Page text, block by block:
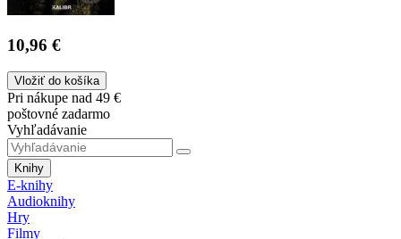
10,96 €
Vložiť do košíka
Pri nákupe nad 49 €
poštovné zadarmo
Vyhľadávanie
Knihy
E-knihy
Audioknihy
Hry
Filmy